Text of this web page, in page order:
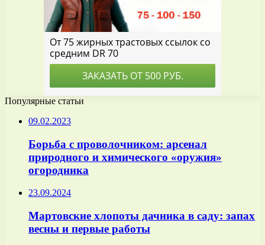
Популярные статьи
09.02.2023
Борьба с проволочником: арсенал
природного и химического «оружия»
огородника
23.09.2024
Мартовские хлопоты дачника в саду: запах
весны и первые работы